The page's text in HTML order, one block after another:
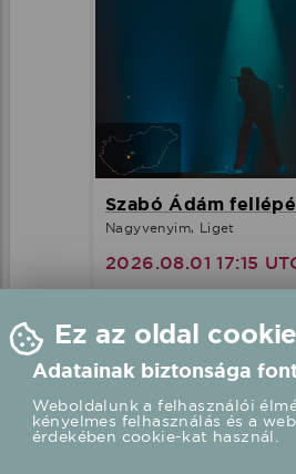
Szabó Ádám
Nagyvenyim, Liget
2026.08.01 17:15
Ez az oldal
Adatainak biztonsága
Weboldalunk a felhasználói
kényelmes felhasználás és a
érdekében cookie-kat használ.